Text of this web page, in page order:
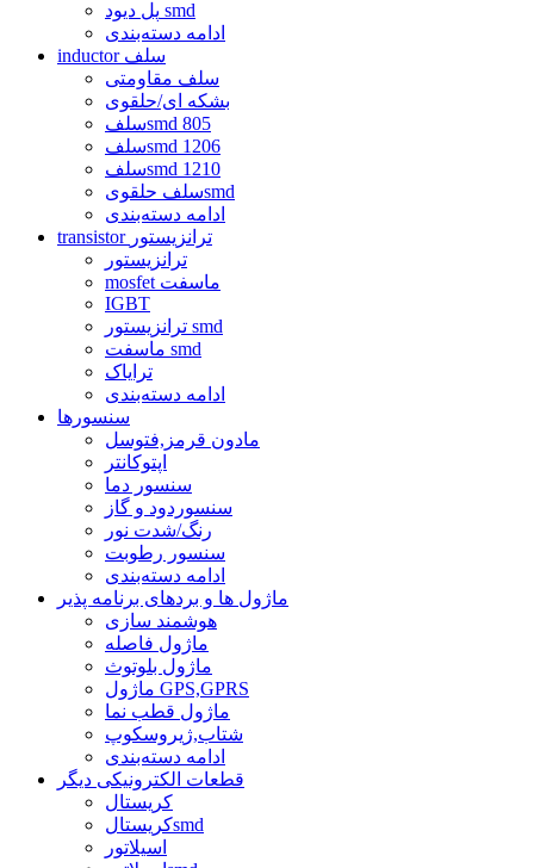
پل دیود smd
ادامه دسته‌بندی
inductor سلف
سلف مقاومتی
بشکه ای/حلقوی
سلفsmd 805
سلفsmd 1206
سلفsmd 1210
سلف حلقویsmd
ادامه دسته‌بندی
transistor ترانزیستور
ترانزیستور
mosfet ماسفت
IGBT
ترانزیستور smd
ماسفت smd
ترایاک
ادامه دسته‌بندی
سنسورها
مادون قرمز,فتوسل
اپتوکانتر
سنسور دما
سنسوردود و گاز
رنگ/شدت نور
سنسور رطوبت
ادامه دسته‌بندی
ماژول ها و بردهای برنامه پذیر
هوشمند سازی
ماژول فاصله
ماژول بلوتوث
ماژول GPS,GPRS
ماژول قطب نما
شتاب,ژیروسکوپ
ادامه دسته‌بندی
قطعات الکترونیکی دیگر
کریستال
کریستالsmd
اسیلاتور